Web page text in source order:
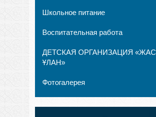
Школьное питание
Воспитательная работа
ДЕТСКАЯ ОРГАНИЗАЦИЯ «ЖАС
ҰЛАН»
Фотогалерея